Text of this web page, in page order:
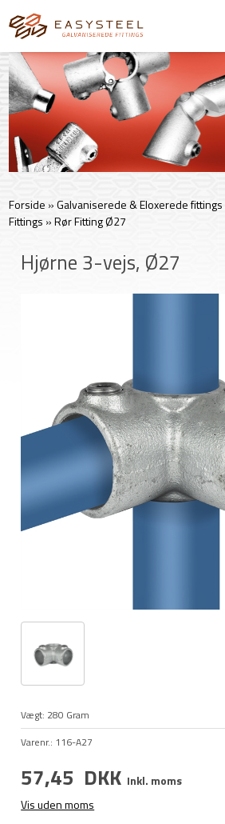
Forside »Galvaniserede & Eloxerede fittings
Fittings »Rør Fitting Ø27
Hjørne 3-vejs, Ø27
Vægt: 280 Gram
Varenr.: 116-A27
57,45 DKK Inkl. moms
Vis uden moms